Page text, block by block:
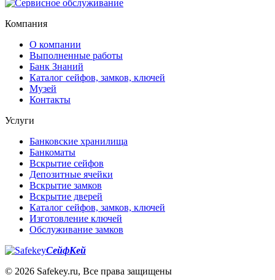
Компания
О компании
Выполненные работы
Банк Знаний
Каталог сейфов, замков, ключей
Музей
Контакты
Услуги
Банковские хранилища
Банкоматы
Вскрытие сейфов
Депозитные ячейки
Вскрытие замков
Вскрытие дверей
Каталог сейфов, замков, ключей
Изготовление ключей
Обслуживание замков
СейфКей
© 2026 Safekey.ru, Все права защищены